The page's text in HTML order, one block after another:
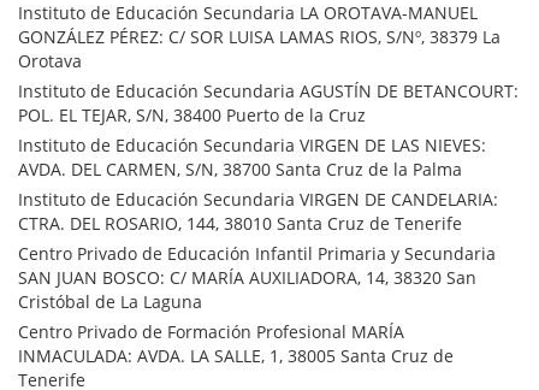
Instituto de Educación Secundaria LA OROTAVA-MANUEL
GONZÁLEZ PÉREZ: C/ SOR LUISA LAMAS RIOS, S/Nº, 38379 La
Orotava
Instituto de Educación Secundaria AGUSTÍN DE BETANCOURT:
POL. EL TEJAR, S/N, 38400 Puerto de la Cruz
Instituto de Educación Secundaria VIRGEN DE LAS NIEVES:
AVDA. DEL CARMEN, S/N, 38700 Santa Cruz de la Palma
Instituto de Educación Secundaria VIRGEN DE CANDELARIA:
CTRA. DEL ROSARIO, 144, 38010 Santa Cruz de Tenerife
Centro Privado de Educación Infantil Primaria y Secundaria
SAN JUAN BOSCO: C/ MARÍA AUXILIADORA, 14, 38320 San
Cristóbal de La Laguna
Centro Privado de Formación Profesional MARÍA
INMACULADA: AVDA. LA SALLE, 1, 38005 Santa Cruz de
Tenerife